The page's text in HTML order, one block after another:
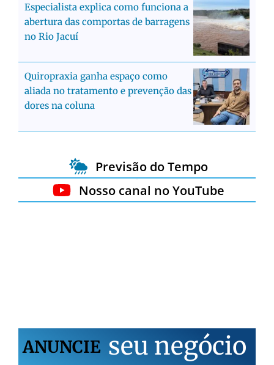
Especialista explica como funciona a
abertura das comportas de barragens
no Rio Jacuí
Quiropraxia ganha espaço como
aliada no tratamento e prevenção das
dores na coluna
Previsão do Tempo
Nosso canal no YouTube
ANUNCIE seu negócio